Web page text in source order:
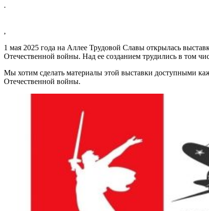
.
,
1 мая 2025 года на Аллее Трудовой Славы открылась
Отечественной войны. Над ее созданием трудились в том
Мы хотим сделать материалы этой выставки доступными
Отечественной войны.